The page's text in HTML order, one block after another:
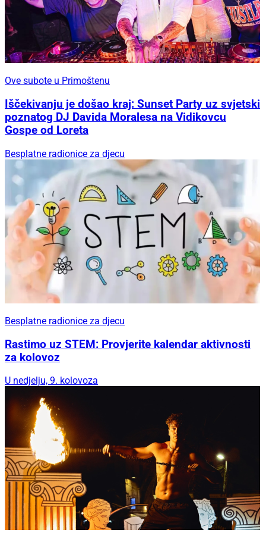
Ove subote u Primoštenu
Iščekivanju je došao kraj: Sunset Party uz svjetski
poznatog DJ Davida Moralesa na Vidikovcu
Gospe od Loreta
Besplatne radionice za djecu
Besplatne radionice za djecu
Rastimo uz STEM: Provjerite kalendar aktivnosti
za kolovoz
U nedjelju, 9. kolovoza